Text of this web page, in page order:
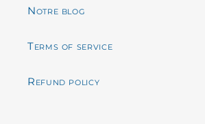
Notre blog
Terms of service
Refund policy